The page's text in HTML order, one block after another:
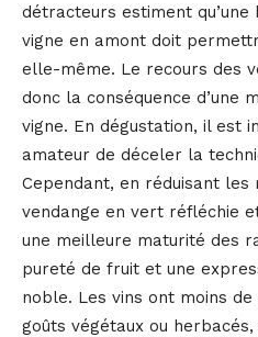
détracteurs estiment qu’une
vigne en amont doit
elle-même. Le recours des
donc la conséquence d’une
vigne. En dégustation, il est
amateur de déceler la
Cependant, en réduisant les
vendange en vert réfléchie
une meilleure maturité des
pureté de fruit et une
noble. Les vins ont moins
goûts végétaux ou